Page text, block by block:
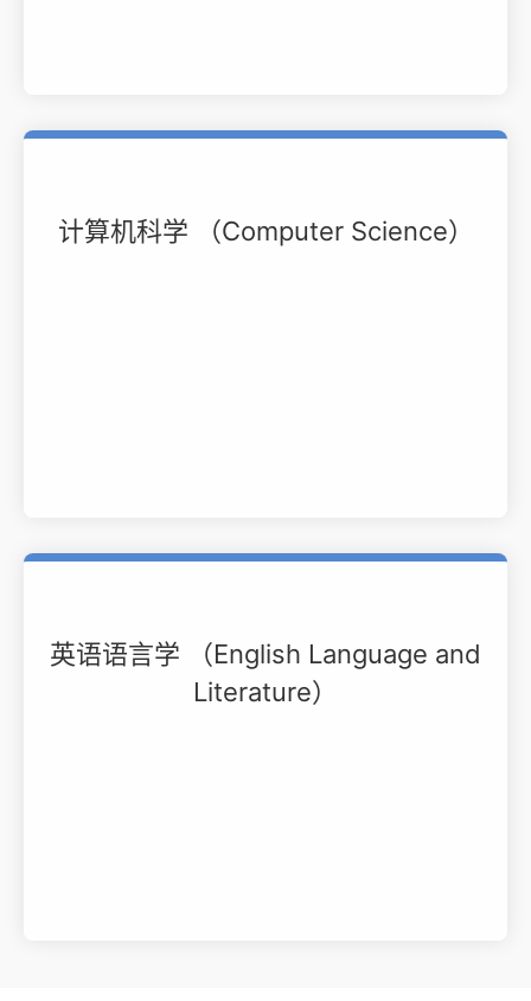
计算机科学 （Computer Science）
英语语言学 （English Language and
Literature）